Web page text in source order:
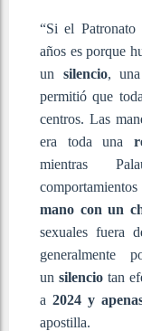
“Si el Patronato
años es porque
un silencio, una
permitió que
centros. Las
era toda una
mientras
mano con un
sexuales fuera
unsilenciotan
a 2024 y
apostilla.